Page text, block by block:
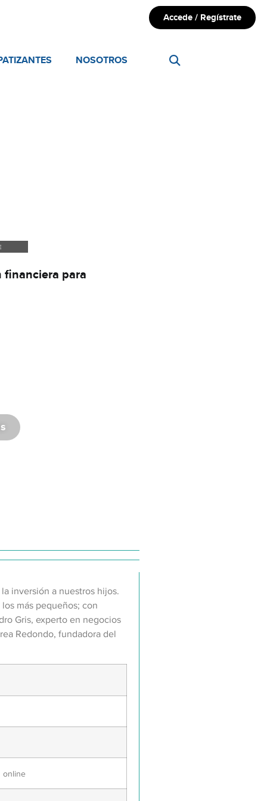
Accede / Regístrate
NOSOTROS
financiera para
inversión a nuestros hijos.
más pequeños; con
Gris, experto en negocios
Redondo, fundadora del
online